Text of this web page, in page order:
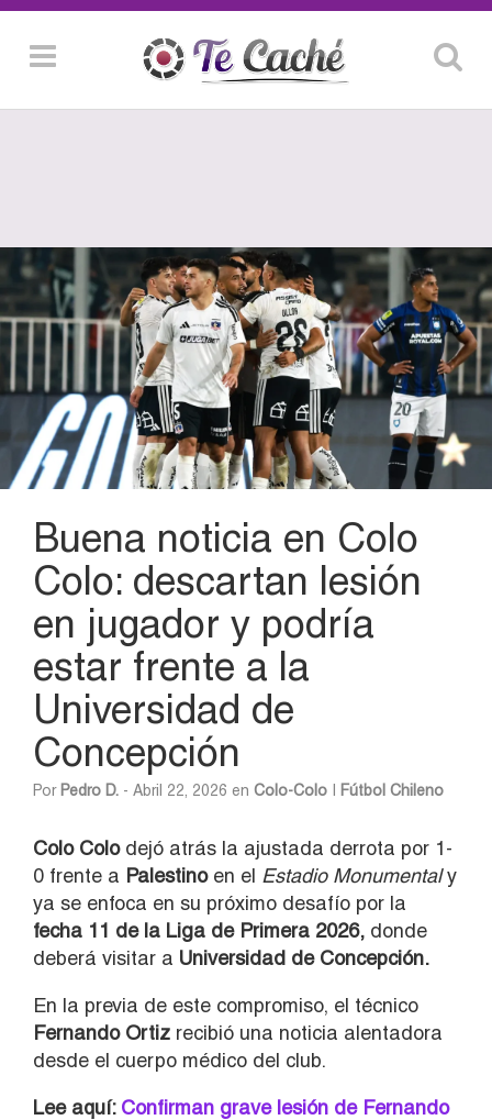
Buena noticia en Colo
Colo: descartan lesión
en jugador y podría
estar frente a la
Universidad de
Concepción
Por Pedro D. - Abril 22, 2026 en Colo-Colo Fútbol Chileno
Colo Colodejó atrás la ajustada derrota por 1-
0 frente a Palestinoen el Estadio Monumentaly
ya se enfoca en su próximo desafío por la
fecha 11 de la Liga de Primera 2026, donde
deberá visitar a Universidad de Concepción.
En la previa de este compromiso, el técnico
Fernando Ortiz recibió una noticia alentadora
desde el cuerpo médico del club.
Lee aquí: Confirman grave lesión de Fernando